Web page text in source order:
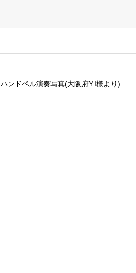
ハンドベル演奏写真(大阪府Y.I様より)